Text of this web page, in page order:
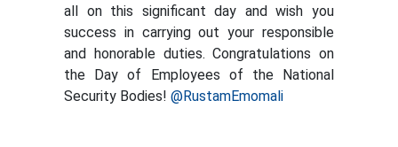
all on this significant day and wish you
success in carrying out your responsible
and honorable duties. Congratulations on
the Day of Employees of the National
Security Bodies! @RustamEmomali